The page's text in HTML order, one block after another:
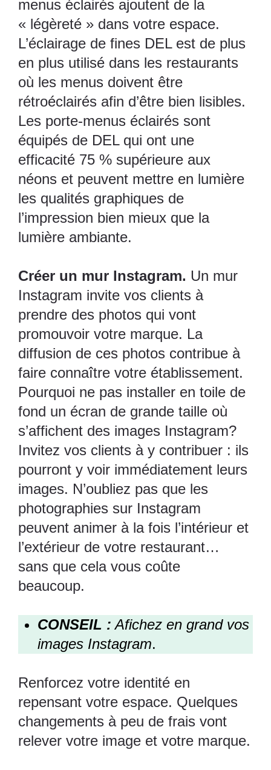
menus éclairés ajoutent de la
« légèreté » dans votre espace.
L’éclairage de fines DEL est de plus
en plus utilisé dans les restaurants
où les menus doivent être
rétroéclairés afin d’être bien lisibles.
Les porte-menus éclairés sont
équipés de DEL qui ont une
efficacité 75 % supérieure aux
néons et peuvent mettre en lumière
les qualités graphiques de
l’impression bien mieux que la
lumière ambiante.
Créer un mur Instagram. Un mur
Instagram invite vos clients à
prendre des photos qui vont
promouvoir votre marque. La
diffusion de ces photos contribue à
faire connaître votre établissement.
Pourquoi ne pas installer en toile de
fond un écran de grande taille où
s’affichent des images Instagram?
Invitez vos clients à y contribuer : ils
pourront y voir immédiatement leurs
images. N’oubliez pas que les
photographies sur Instagram
peuvent animer à la fois l’intérieur et
l’extérieur de votre restaurant…
sans que cela vous coûte
beaucoup.
CONSEIL : Afichez en grand vos
images Instagram.
Renforcez votre identité en
repensant votre espace. Quelques
changements à peu de frais vont
relever votre image et votre marque.